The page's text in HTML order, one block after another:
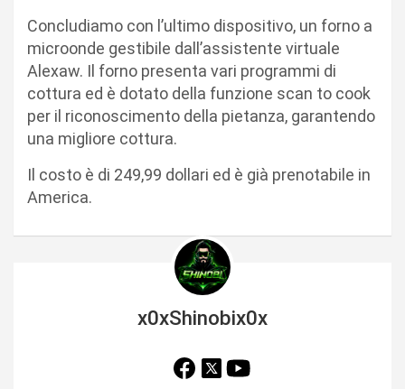
Concludiamo con l’ultimo dispositivo, un forno a
microonde gestibile dall’assistente virtuale
Alexaw. Il forno presenta vari programmi di
cottura ed è dotato della funzione scan to cook
per il riconoscimento della pietanza, garantendo
una migliore cottura.
Il costo è di 249,99 dollari ed è già prenotabile in
America.
x0xShinobix0x